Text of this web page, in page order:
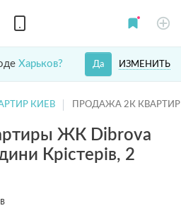
Харьков? ИЗМЕНИТЬ
Да
КИЕВ ПРОДАЖА 2К
ЖК Dibrova
Крістерів, 2